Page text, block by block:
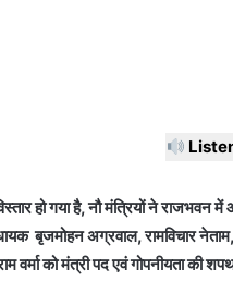
हो गया है, नौ मंत्रियों ने राजभवन
बृजमोहन अग्रवाल, रामविचार
वर्मा को मंत्री पद एवं गोपनीयता की